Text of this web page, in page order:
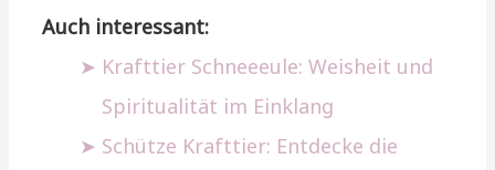
Auch interessant:
Krafttier Schneeeule: Weisheit und
Spiritualität im Einklang
Schütze Krafttier: Entdecke die